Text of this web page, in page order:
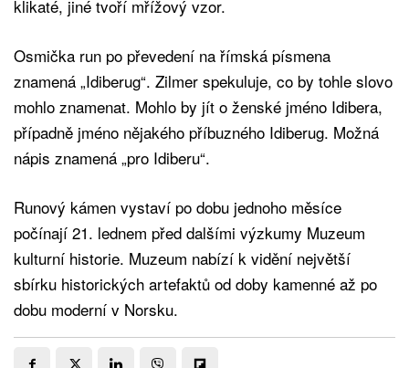
klikaté, jiné tvoří mřížový vzor.
Osmička run po převedení na římská písmena
znamená „Idiberug“. Zilmer spekuluje, co by tohle slovo
mohlo znamenat. Mohlo by jít o ženské jméno Idibera,
případně jméno nějakého příbuzného Idiberug. Možná
nápis znamená „pro Idiberu“.
Runový kámen vystaví po dobu jednoho měsíce
počínají 21. lednem před dalšími výzkumy Muzeum
kulturní historie. Muzeum nabízí k vidění největší
sbírku historických artefaktů od doby kamenné až po
dobu moderní v Norsku.